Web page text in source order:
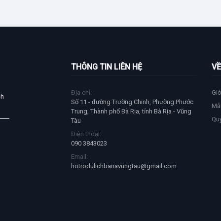
THÔNG TIN LIÊN HỆ
Địa chỉ:
Số 11 - đường Trường Chinh, Phường Phước
Trung, Thành phố Bà Rịa, tỉnh Bà Rịa - Vũng
Tàu
Điện thoại:
090 3843023
Email:
hotrodulichbariavungtau@gmail.com